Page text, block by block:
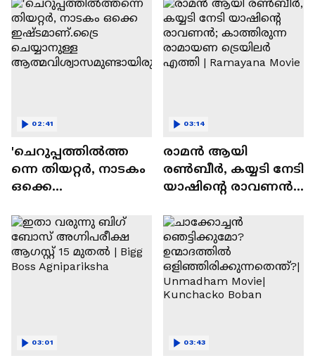
'ചെറുപ്പത്തിൽത്ത
ന്നെ തിയറ്റർ, നാടകം
ഒക്കെ
ചെയ്യാനുള്ള
ആത്മവിശ്വാസമുണ്ടാ
യിരുന്നില്ല'
02:41
രാമന്‍ ആയി
രൺബീർ, കയ്യടി നേടി
യാഷിന്റെ രാവണൻ;
രാമായണ ട്രെയിലർ
എത്തി | Ramayana
Movie
03:14
03:01 03:43